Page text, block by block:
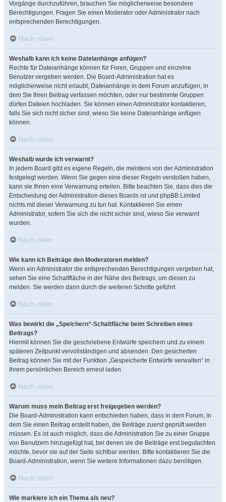
Vorgänge durchzuführen, brauchen Sie möglicherweise besondere
Berechtigungen. Fragen Sie einen Moderator oder Administrator nach
entsprechenden Berechtigungen.
Nach oben
Weshalb kann ich keine Dateianhänge anfügen?
Rechte für Dateianhänge können für Foren, Gruppen und einzelne
Benutzer vergeben werden. Die Board-Administration hat es
möglicherweise nicht erlaubt, Dateianhänge in dem Forum anzufügen, in
dem Sie Ihren Beitrag verfassen möchten, oder nur bestimmte Gruppen
dürfen Dateien hochladen. Sie können einen Administrator kontaktieren,
falls Sie sich nicht sicher sind, wieso Sie keine Dateianhänge anfügen
können.
Nach oben
Weshalb wurde ich verwarnt?
In jedem Board gibt es eigene Regeln, die meistens von der Administration
festgelegt werden. Wenn Sie gegen eine dieser Regeln verstoßen haben,
kann sie Ihnen eine Verwarnung erteilen. Bitte beachten Sie, dass dies die
Entscheidung der Administration dieses Boards ist und phpBB Limited
nichts mit dieser Verwarnung zu tun hat. Kontaktieren Sie einen
Administrator, sofern Sie sich die nicht sicher sind, wieso Sie verwarnt
wurden.
Nach oben
Wie kann ich Beiträge den Moderatoren melden?
Wenn ein Administrator die entsprechenden Berechtigungen vergeben hat,
sehen Sie eine Schaltfläche in der Nähe des Beitrags, um diesen zu
melden. Sie werden dann durch die weiteren Schritte geführt.
Nach oben
Was bewirkt die „Speichern“-Schaltfläche beim Schreiben eines
Beitrags?
Hiermit können Sie die geschriebene Entwürfe speichern und zu einem
späteren Zeitpunkt vervollständigen und absenden. Den gesicherten
Beitrag können Sie mit der Funktion „Gespeicherte Entwürfe verwalten“ in
Ihrem persönlichen Bereich erneut laden.
Nach oben
Warum muss mein Beitrag erst freigegeben werden?
Die Board-Administration kann entschieden haben, dass in dem Forum, in
dem Sie einen Beitrag erstellt haben, die Beiträge zuerst geprüft werden
müssen. Es ist auch möglich, dass die Administration Sie zu einer Gruppe
von Benutzern hinzugefügt hat, bei denen sie die Beiträge erst begutachten
möchte, bevor sie auf der Seite sichtbar werden. Bitte kontaktieren Sie die
Board-Administration, wenn Sie weitere Informationen dazu benötigen.
Nach oben
Wie markiere ich ein Thema als neu?